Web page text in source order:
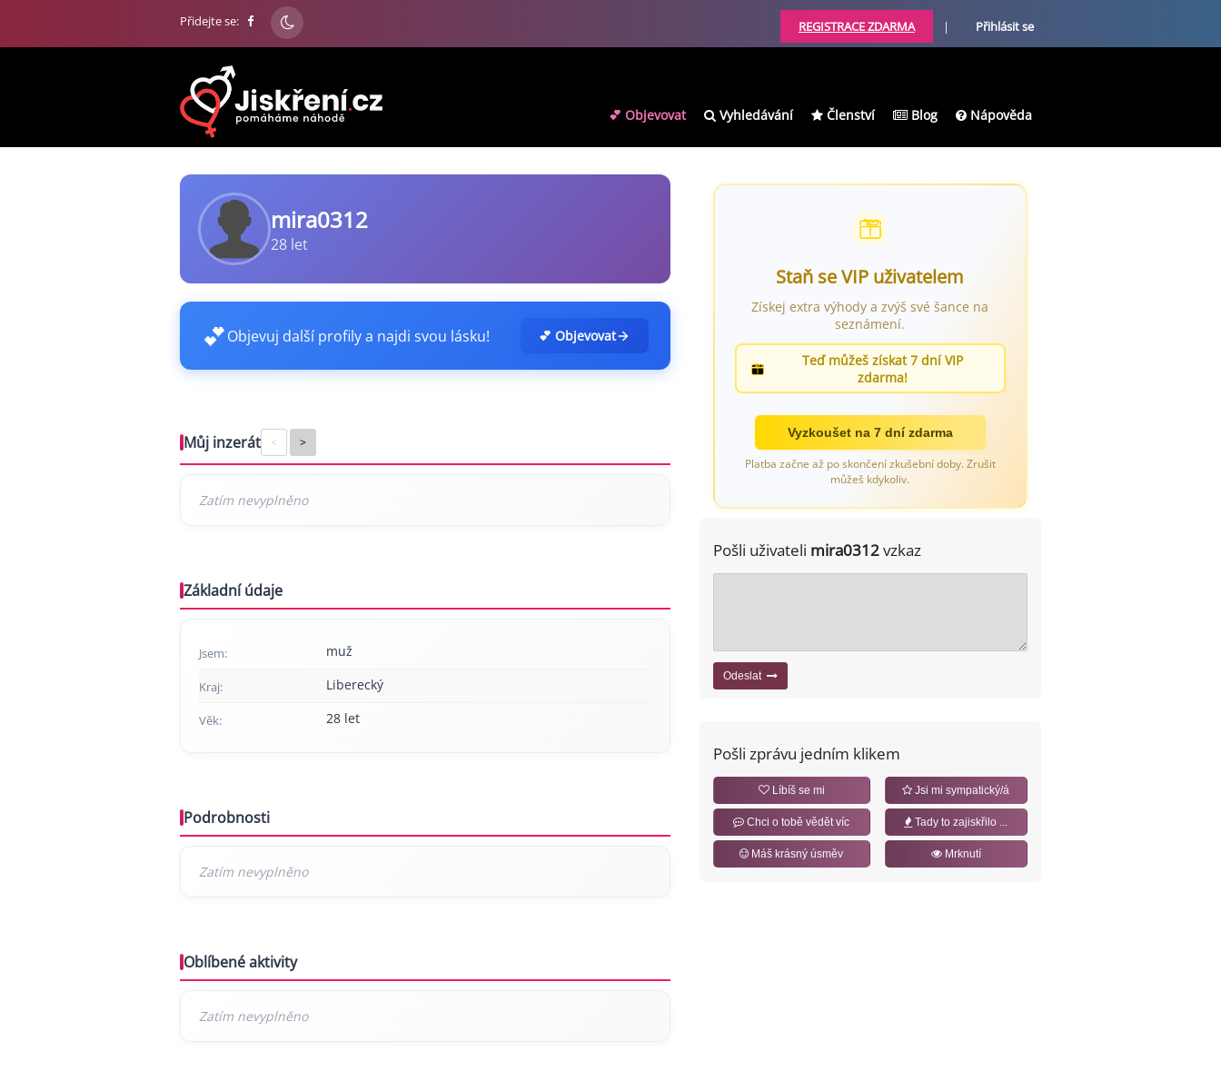
Přidejte se: REGISTRACE ZDARMA | Přihlásit se
💕 Objevovat Vyhledávání Členství Blog Nápověda
mira0312
28 let
💕Objevuj další profily a najdi svou lásku! 💕 Objevovat
Můj inzerát < >
Základní údaje
Jsem: muž
Kraj: Liberecký
Věk: 28 let
Podrobnosti
Oblíbené aktivity
Staň se VIP uživatelem
Získej extra výhody a zvýš své šance na
seznámení.
Teď můžeš získat 7 dní VIP
zdarma!
Vyzkoušet na 7 dní zdarma
Platba začne až po skončení zkušební doby. Zrušit
můžeš kdykoliv.
Pošli uživateli mira0312vzkaz
Odeslat
Pošli zprávu jedním klikem
Líbíš se mi Jsi mi sympatický/á
Chci o tobě vědět víc Tady to zajiskřilo ...
Máš krásný úsměv Mrknutí